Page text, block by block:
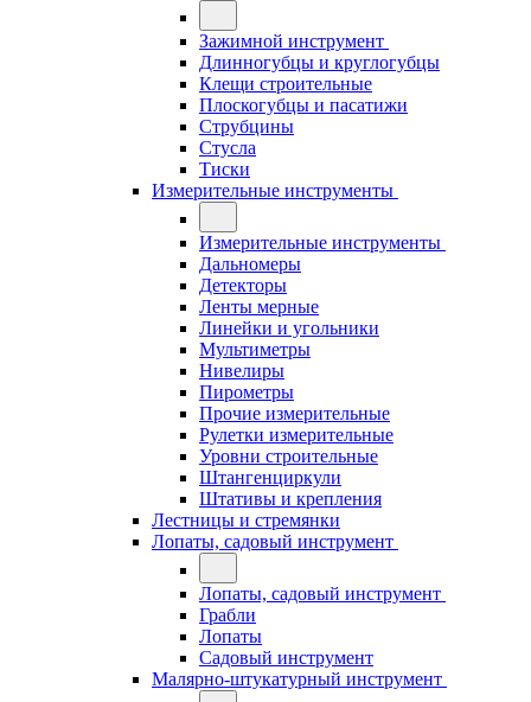
Зажимной инструмент
Длинногубцы и круглогубцы
Клещи строительные
Плоскогубцы и пасатижи
Струбцины
Стусла
Тиски
Измерительные инструменты
Измерительные инструменты
Дальномеры
Детекторы
Ленты мерные
Линейки и угольники
Мультиметры
Нивелиры
Пирометры
Прочие измерительные
Рулетки измерительные
Уровни строительные
Штангенциркули
Штативы и крепления
Лестницы и стремянки
Лопаты, садовый инструмент
Лопаты, садовый инструмент
Грабли
Лопаты
Садовый инструмент
Малярно-штукатурный инструмент